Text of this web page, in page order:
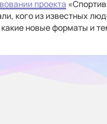
проекта
кого из известных
какие новые форматы и